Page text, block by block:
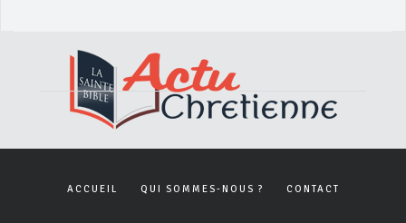
ACCUEIL QUI SOMMES-NOUS ? CONTACT